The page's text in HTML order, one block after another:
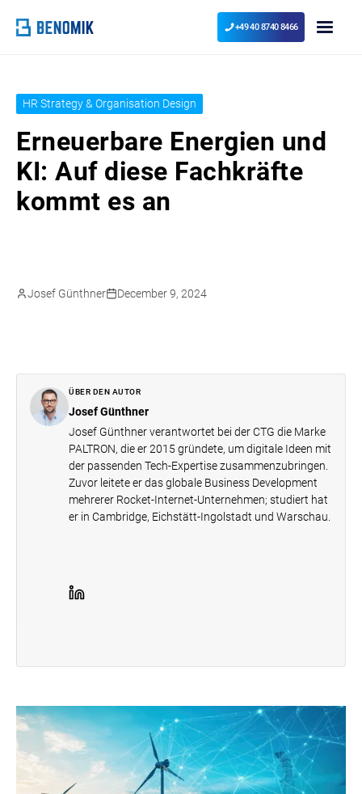
+49 40 8740 8466
HR Strategy & Organisation Design
Erneuerbare Energien und
KI: Auf diese Fachkräfte
kommt es an
Josef Günthner December 9, 2024
ÜBER DEN AUTOR
Josef Günthner
Josef Günthner verantwortet bei der CTG die Marke
PALTRON, die er 2015 gründete, um digitale Ideen mit
der passenden Tech-Expertise zusammenzubringen.
Zuvor leitete er das globale Business Development
mehrerer Rocket-Internet-Unternehmen; studiert hat
er in Cambridge, Eichstätt-Ingolstadt und Warschau.